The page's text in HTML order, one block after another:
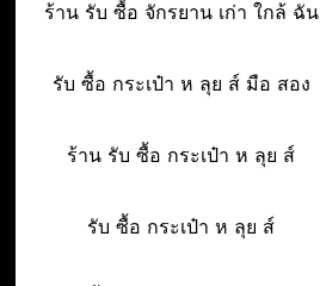
ร้าน รับ ซื้อ จักรยาน เก่า ใกล้ ฉัน
รับ ซื้อ กระเป๋า ห ลุย ส์ มือ สอง
ร้าน รับ ซื้อ กระเป๋า ห ลุย ส์
รับ ซื้อ กระเป๋า ห ลุย ส์